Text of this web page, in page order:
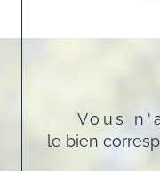
Vous
le bien